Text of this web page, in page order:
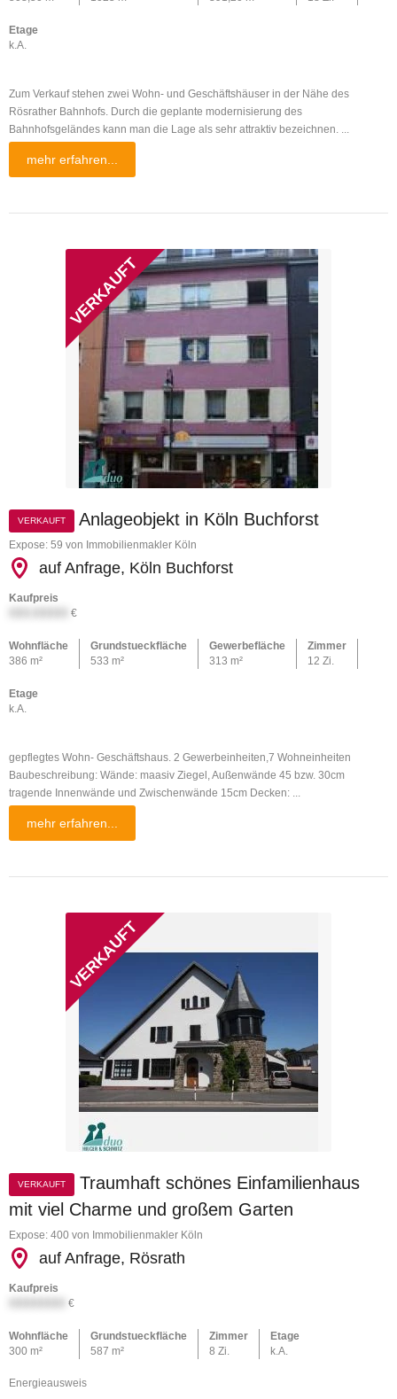
Etage
k.A.
Zum Verkauf stehen zwei Wohn- und Geschäftshäuser in der Nähe des
Rösrather Bahnhofs. Durch die geplante modernisierung des
Bahnhofsgeländes kann man die Lage als sehr attraktiv bezeichnen. ...
mehr erfahren...
VERKAUFT Anlageobjekt in Köln Buchforst
Expose: 59 von Immobilienmakler Köln
auf Anfrage, Köln Buchforst
Kaufpreis
€
Wohnfläche
386 m²
Grundstueckfläche
533 m²
Gewerbefläche
313 m²
Zimmer
12 Zi.
Etage
k.A.
gepflegtes Wohn- Geschäftshaus. 2 Gewerbeinheiten,7 Wohneinheiten
Baubeschreibung: Wände: maasiv Ziegel, Außenwände 45 bzw. 30cm
tragende Innenwände und Zwischenwände 15cm Decken: ...
mehr erfahren...
VERKAUFT
Traumhaft schönes Einfamilienhaus
mit viel Charme und großem Garten
Expose: 400 von Immobilienmakler Köln
auf Anfrage, Rösrath
Kaufpreis
€
Wohnfläche
300 m²
Grundstueckfläche
587 m²
Zimmer
8 Zi.
Etage
k.A.
Energieausweis